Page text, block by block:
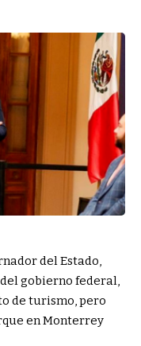
del Estado,
gobierno federal,
de turismo, pero
en Monterrey